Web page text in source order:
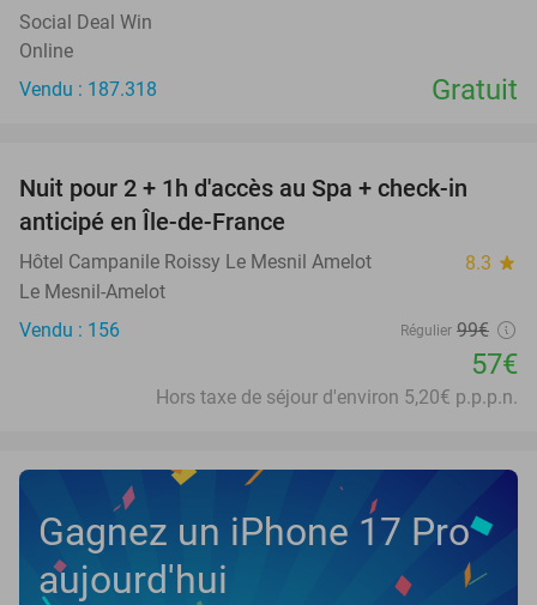
Social Deal Win
Online
Vendu : 187.318
Gratuit
42%
Nuit pour 2 + 1h d'accès au Spa + check-in
anticipé en Île-de-France
Hôtel Campanile Roissy Le Mesnil Amelot 8.3 star
Le Mesnil-Amelot
Vendu : 156
Régulier 99€
57€
Hors taxe de séjour d'environ 5,20€ p.p.p.n.
Gagnez un iPhone 17 Pro
aujourd'hui